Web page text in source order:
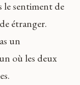
le sentiment de
étranger.
un
où les deux